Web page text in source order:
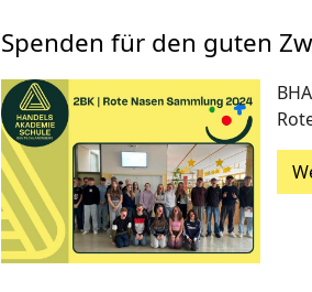
Spenden für den guten